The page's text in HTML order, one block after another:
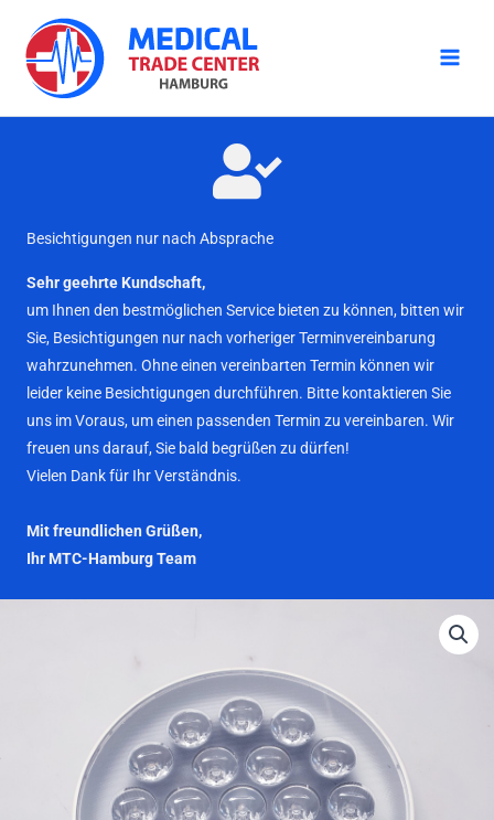
Inhalt
springen
Besichtigungen nur nach Absprache
Sehr geehrte Kundschaft,
um Ihnen den bestmöglichen Service bieten zu können, bitten wir
Sie, Besichtigungen nur nach vorheriger Terminvereinbarung
wahrzunehmen. Ohne einen vereinbarten Termin können wir
leider keine Besichtigungen durchführen. Bitte kontaktieren Sie
uns im Voraus, um einen passenden Termin zu vereinbaren. Wir
freuen uns darauf, Sie bald begrüßen zu dürfen!
Vielen Dank für Ihr Verständnis.
Mit freundlichen Grüßen,
Ihr MTC-Hamburg Team